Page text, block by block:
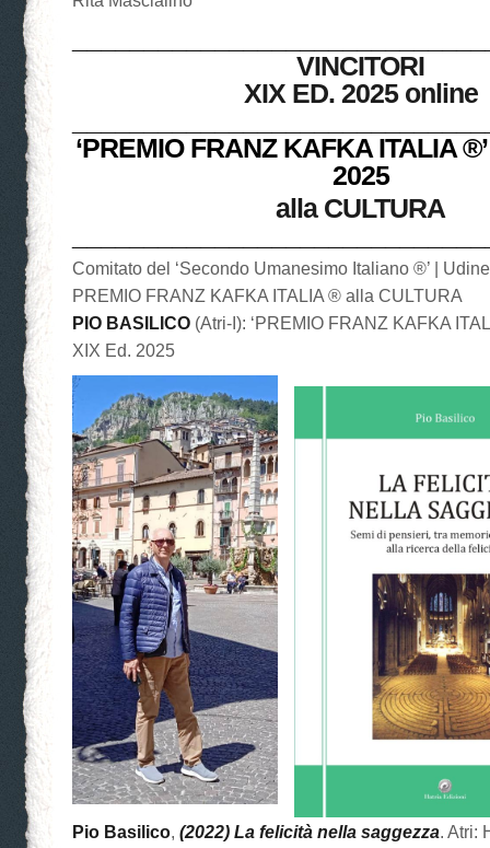
VINCITORI
XIX ED. 2025 online
‘PREMIO FRANZ KAFKA ITALIA
2025
alla CULTURA
Comitato del ‘Secondo Umanesimo Italiano ®’ |
PREMIO FRANZ KAFKA ITALIA ® alla CULTURA
PIO BASILICO (Atri-I): ‘PREMIO FRANZ KAFKA
XIX Ed. 2025
Pio Basilico, (2022) La felicità nella saggezza. Atri: